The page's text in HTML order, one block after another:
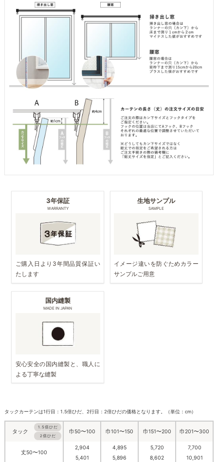
3年保証
WARRANTY
ご購入日より3年間品質保証い
たします
生地サンプル
SAMPLE
イメージ違いを防ぐためカラー
サンプルご用意
国内縫製
MADE IN JAPAN
安心安全の国内縫製と、職人に
よる丁寧な縫製
タックカーテンは1行目：1.5倍ひだ、2行目：2倍ひだの価格となります。（単位：cm）
タック
1.5倍ひだ
2倍ひだ
巾50〜100 巾101〜150 巾151〜200 巾201〜300
丈50〜100
2,904
5,401
4,895
5,896
5,720
8,602
7,700
10,901